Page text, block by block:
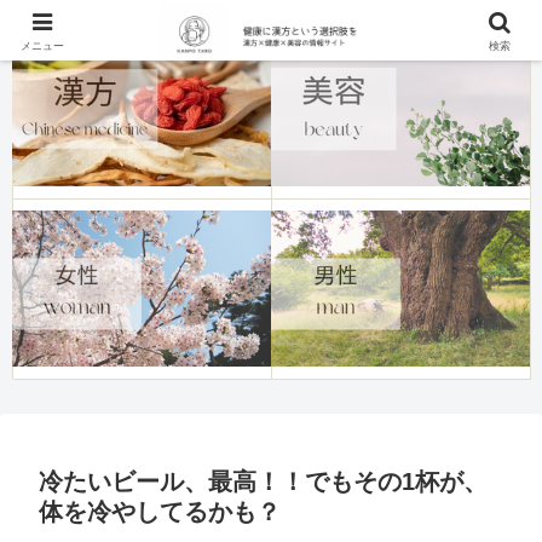
冷たいビール、最高！！でもその1杯が、
体を冷やしてるかも？
メニュー 検索